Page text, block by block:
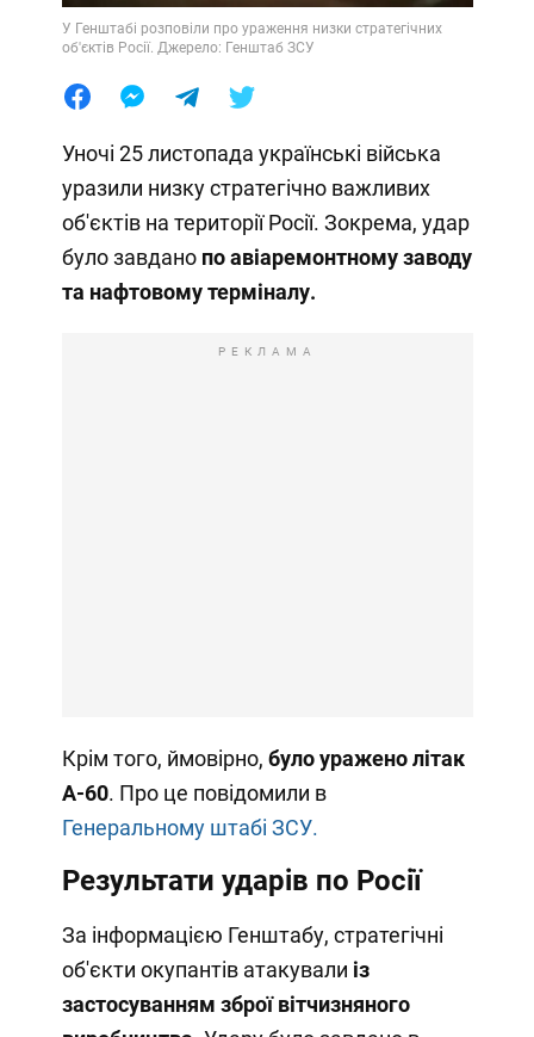
У Генштабі розповіли про ураження низки стратегічних
об'єктів Росії. Джерело: Генштаб ЗСУ
Уночі 25 листопада українські війська
уразили низку стратегічно важливих
об'єктів на території Росії. Зокрема, удар
було завданопо авіаремонтному заводу
та нафтовому терміналу.
РЕКЛАМА
Крім того, ймовірно, було уражено літак
А-60. Про це повідомили в
Генеральному штабі ЗСУ.
Результати ударів по Росії
За інформацією Генштабу, стратегічні
об'єкти окупантів атакували із
застосуванням зброї вітчизняного